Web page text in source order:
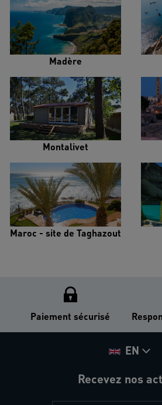
Madère
Montalivet
Maroc - site de Taghazout
Paiement sécurisé
EN
Recevez nos